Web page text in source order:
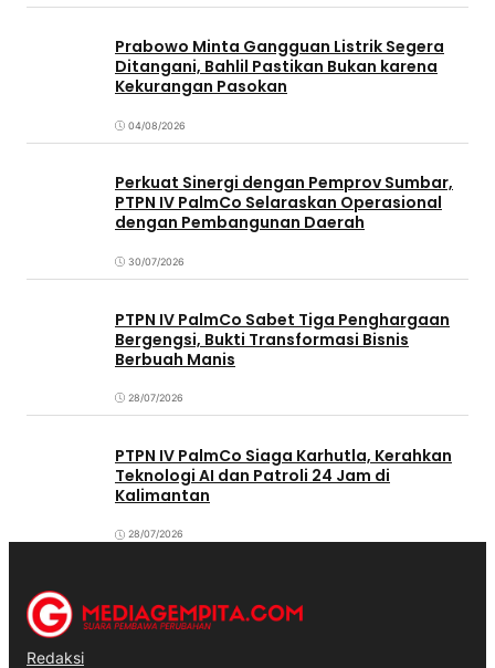
Prabowo Minta Gangguan Listrik Segera
Ditangani, Bahlil Pastikan Bukan karena
Kekurangan Pasokan
04/08/2026
Perkuat Sinergi dengan Pemprov Sumbar,
PTPN IV PalmCo Selaraskan Operasional
dengan Pembangunan Daerah
30/07/2026
PTPN IV PalmCo Sabet Tiga Penghargaan
Bergengsi, Bukti Transformasi Bisnis
Berbuah Manis
28/07/2026
PTPN IV PalmCo Siaga Karhutla, Kerahkan
Teknologi AI dan Patroli 24 Jam di
Kalimantan
28/07/2026
Redaksi